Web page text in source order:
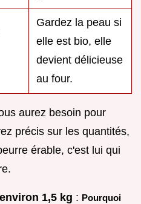
Gardez la peau si
elle est bio, elle
devient délicieuse
au four.
aurez besoin pour
précis sur les quantités,
érable, c'est lui qui
1,5 kg : Pourquoi